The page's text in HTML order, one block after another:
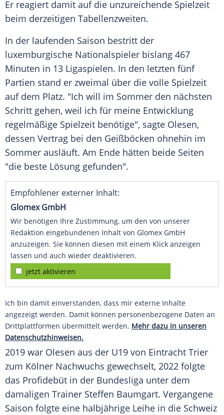
Er reagiert damit auf die unzureichende Spielzeit
beim derzeitigen Tabellenzweiten.
In der laufenden Saison bestritt der
luxemburgische Nationalspieler bislang 467
Minuten in 13 Ligaspielen. In den letzten fünf
Partien stand er zweimal über die volle Spielzeit
auf dem Platz. "Ich will im Sommer den nächsten
Schritt gehen, weil ich für meine Entwicklung
regelmäßige Spielzeit benötige", sagte Olesen,
dessen Vertrag bei den Geißböcken ohnehin im
Sommer ausläuft. Am Ende hätten beide Seiten
"die beste Lösung gefunden".
Empfohlener externer Inhalt:
Glomex GmbH
Wir benötigen Ihre Zustimmung, um den von unserer
Redaktion eingebundenen Inhalt von Glomex GmbH
anzuzeigen. Sie können diesen mit einem Klick anzeigen
lassen und auch wieder deaktivieren.
jetzt aktivieren
Ich bin damit einverstanden, dass mir externe Inhalte
angezeigt werden. Damit können personenbezogene Daten an
Drittplattformen übermittelt werden. Mehr dazu in unseren
Datenschutzhinweisen.
2019 war Olesen aus der U19 von Eintracht Trier
zum Kölner Nachwuchs gewechselt, 2022 folgte
das Profidebüt in der Bundesliga unter dem
damaligen Trainer Steffen Baumgart. Vergangene
Saison folgte eine halbjährige Leihe in die Schweiz